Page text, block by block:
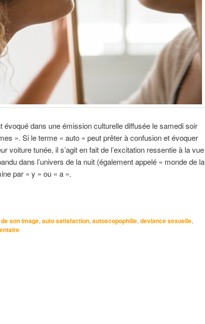
évoqué dans une émission culturelle diffusée le samedi soir
». Si le terme « auto » peut prêter à confusion et évoquer
voiture tunée, il s’agit en fait de l’excitation ressentie à la vue
dans l’univers de la nuit (également appelé « monde de la
par « y » ou « a ».
son image, auto satisfaction, autoscopophilie, deviance sexuelle,